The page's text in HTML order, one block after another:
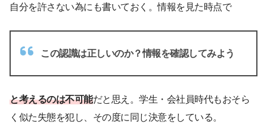
自分を許さない為にも書いておく。情報を見た時点で
この認識は正しいのか？情報を確認してみよう
と考えるのは不可能だと思え。学生・会社員時代もおそら
く似た失態を犯し、その度に同じ決意をしている。